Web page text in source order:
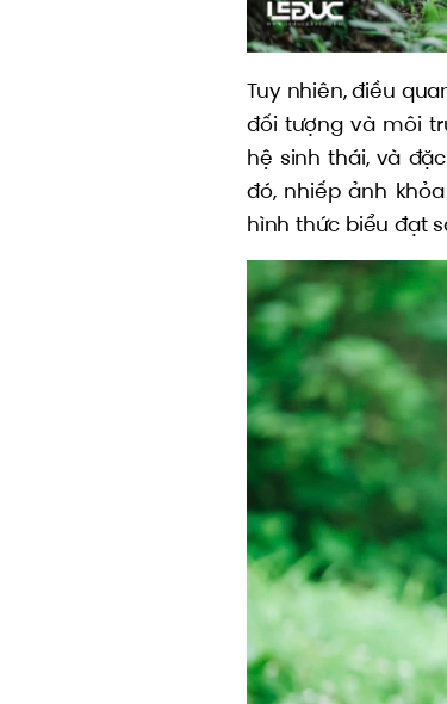
Tuy nhiên, điều
đối tượng và môi
hệ sinh thái, và
đó, nhiếp ảnh
hình thức biểu đạt